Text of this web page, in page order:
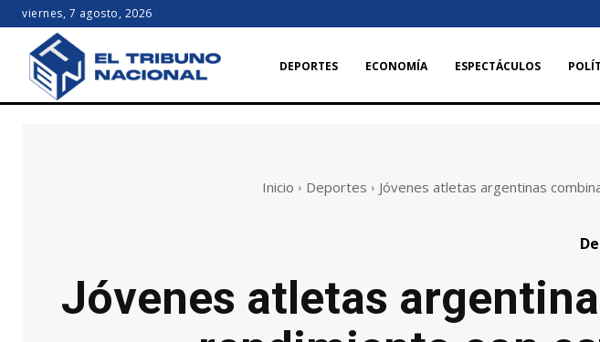
viernes, 7 agosto, 2026
DEPORTES ECONOMÍA ESPECTÁCULOS
Inicio Deportes Jóvenes atletas argentinas
Jóvenes atletas